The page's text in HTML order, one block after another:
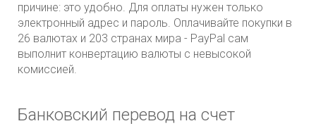
причине: это удобно. Для оплаты нужен только
электронный адрес и пароль. Оплачивайте покупки в
26 валютах и 203 странах мира - PayPal сам
выполнит конвертацию валюты с невысокой
комиссией.
Банковский перевод на счет